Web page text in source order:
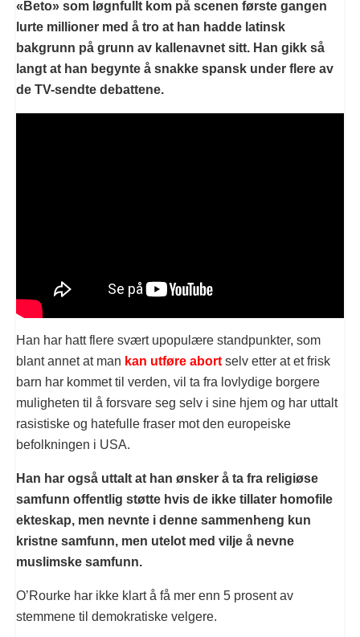
«Beto» som løgnfullt kom på scenen første gangen
lurte millioner med å tro at han hadde latinsk
bakgrunn på grunn av kallenavnet sitt. Han gikk så
langt at han begynte å snakke spansk under flere av
de TV-sendte debattene.
Han har hatt flere svært upopulære standpunkter, som
blant annet at man kan utføre abort selv etter at et frisk
barn har kommet til verden, vil ta fra lovlydige borgere
muligheten til å forsvare seg selv i sine hjem og har uttalt
rasistiske og hatefulle fraser mot den europeiske
befolkningen i USA.
Han har også uttalt at han ønsker å ta fra religiøse
samfunn offentlig støtte hvis de ikke tillater homofile
ekteskap, men nevnte i denne sammenheng kun
kristne samfunn, men utelot med vilje å nevne
muslimske samfunn.
O’Rourke har ikke klart å få mer enn 5 prosent av
stemmene til demokratiske velgere.